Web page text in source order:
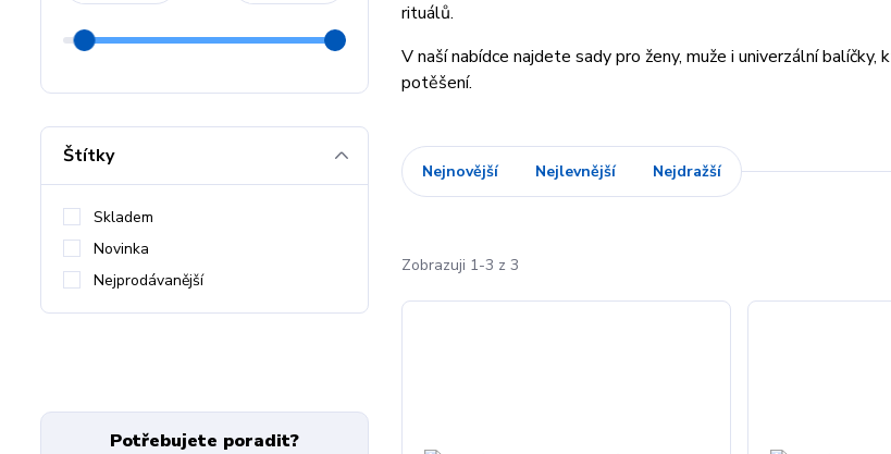
rituálů.
V naší nabídce najdete sady pro ženy, muže i univerzální
potěšení.
Nejnovější Nejlevnější Nejdražší
Zobrazuji 1-3 z 3
Štítky
Skladem
Novinka
Nejprodávanější
Potřebujete poradit?